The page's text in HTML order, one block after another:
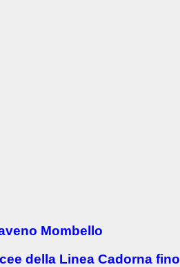
Mombello
della Linea Cadorna fino